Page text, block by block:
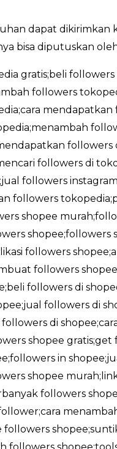
dapat dikirimkan
bisa diputuskan
gratis;beli
followers
followers di
followers
followers
shopee
followers
followers
followers di
followers di
followers di
shopee
in
shopee
followers
followers
followers